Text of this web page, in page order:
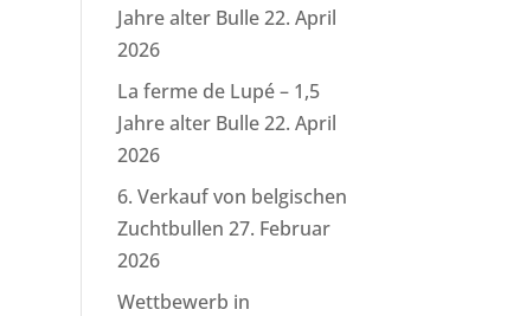
Jahre alter Bulle22. April
2026
La ferme de Lupé – 1,5
Jahre alter Bulle22. April
2026
6. Verkauf von belgischen
Zuchtbullen 27. Februar
2026
Wettbewerb in